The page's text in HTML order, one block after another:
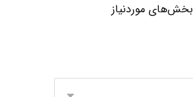
بخش‌های موردنیاز